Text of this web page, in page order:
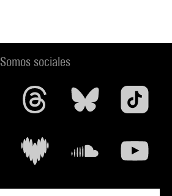
Somos sociales